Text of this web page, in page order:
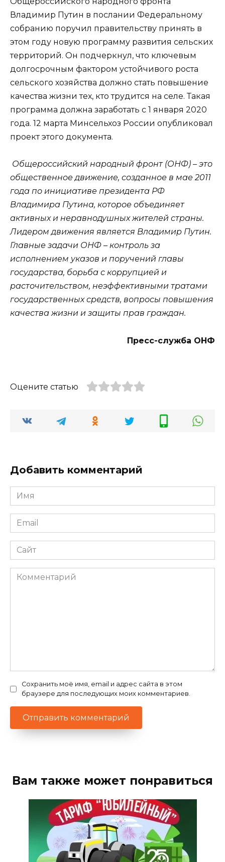
Владимир Путин в послании Федеральному
собранию поручил правительству принять в
этом году новую программу развития сельских
территорий. Он подчеркнул, что ключевым
долгосрочным фактором устойчивого роста
сельского хозяйства должно стать повышение
качества жизни тех, кто трудится на селе. Такая
программа должна заработать с 1 января 2020
года. 12 марта Минсельхоз России опубликовал
проект этого документа.
Общероссийский народный фронт (ОНФ) – это
общественное движение, созданное в мае 2011
года по инициативе президента РФ
Владимира Путина, которое объединяет
активных и неравнодушных жителей страны.
Лидером движения является Владимир Путин.
Главные задачи ОНФ – контроль за
исполнением указов и поручений главы
государства, борьба с коррупцией и
расточительством, неэффективными тратами
государственных средств, вопросы повышения
качества жизни и защиты прав граждан.
Пресс-служба ОНФ
Оцените статью
Добавить комментарий
Имя
*
Email
*
Сайт
Комментарий
Сохранить моё имя, email и адрес сайта в этом
браузере для последующих моих комментариев.
Вам также может понравиться